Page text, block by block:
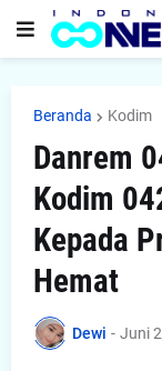
Beranda Kodim
Danrem
Kodim
Kepada
Hemat
Dewi - Juni